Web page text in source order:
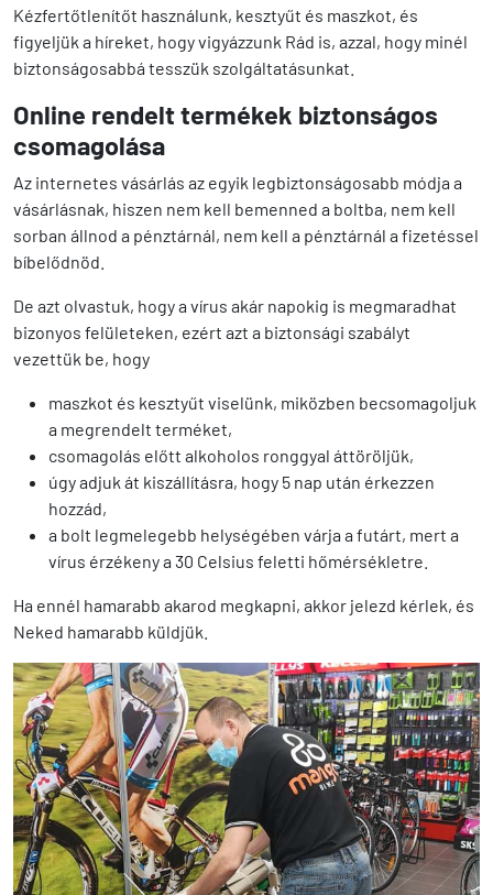
Kézfertőtlenítőt használunk, kesztyűt és maszkot, és
figyeljük a híreket, hogy vigyázzunk Rád is, azzal, hogy minél
biztonságosabbá tesszük szolgáltatásunkat.
Online rendelt termékek biztonságos
csomagolása
Az internetes vásárlás az egyik legbiztonságosabb módja a
vásárlásnak, hiszen nem kell bemenned a boltba, nem kell
sorban állnod a pénztárnál, nem kell a pénztárnál a fizetéssel
bíbelődnöd.
De azt olvastuk, hogy a vírus akár napokig is megmaradhat
bizonyos felületeken, ezért azt a biztonsági szabályt
vezettük be, hogy
maszkot és kesztyűt viselünk, miközben becsomagoljuk
a megrendelt terméket,
csomagolás előtt alkoholos ronggyal áttöröljük,
úgy adjuk át kiszállításra, hogy 5 nap után érkezzen
hozzád,
a bolt legmelegebb helységében várja a futárt, mert a
vírus érzékeny a 30 Celsius feletti hőmérsékletre.
Ha ennél hamarabb akarod megkapni, akkor jelezd kérlek, és
Neked hamarabb küldjük.